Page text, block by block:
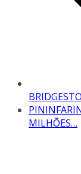
MILHÕES…